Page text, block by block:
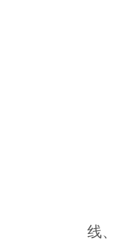
线